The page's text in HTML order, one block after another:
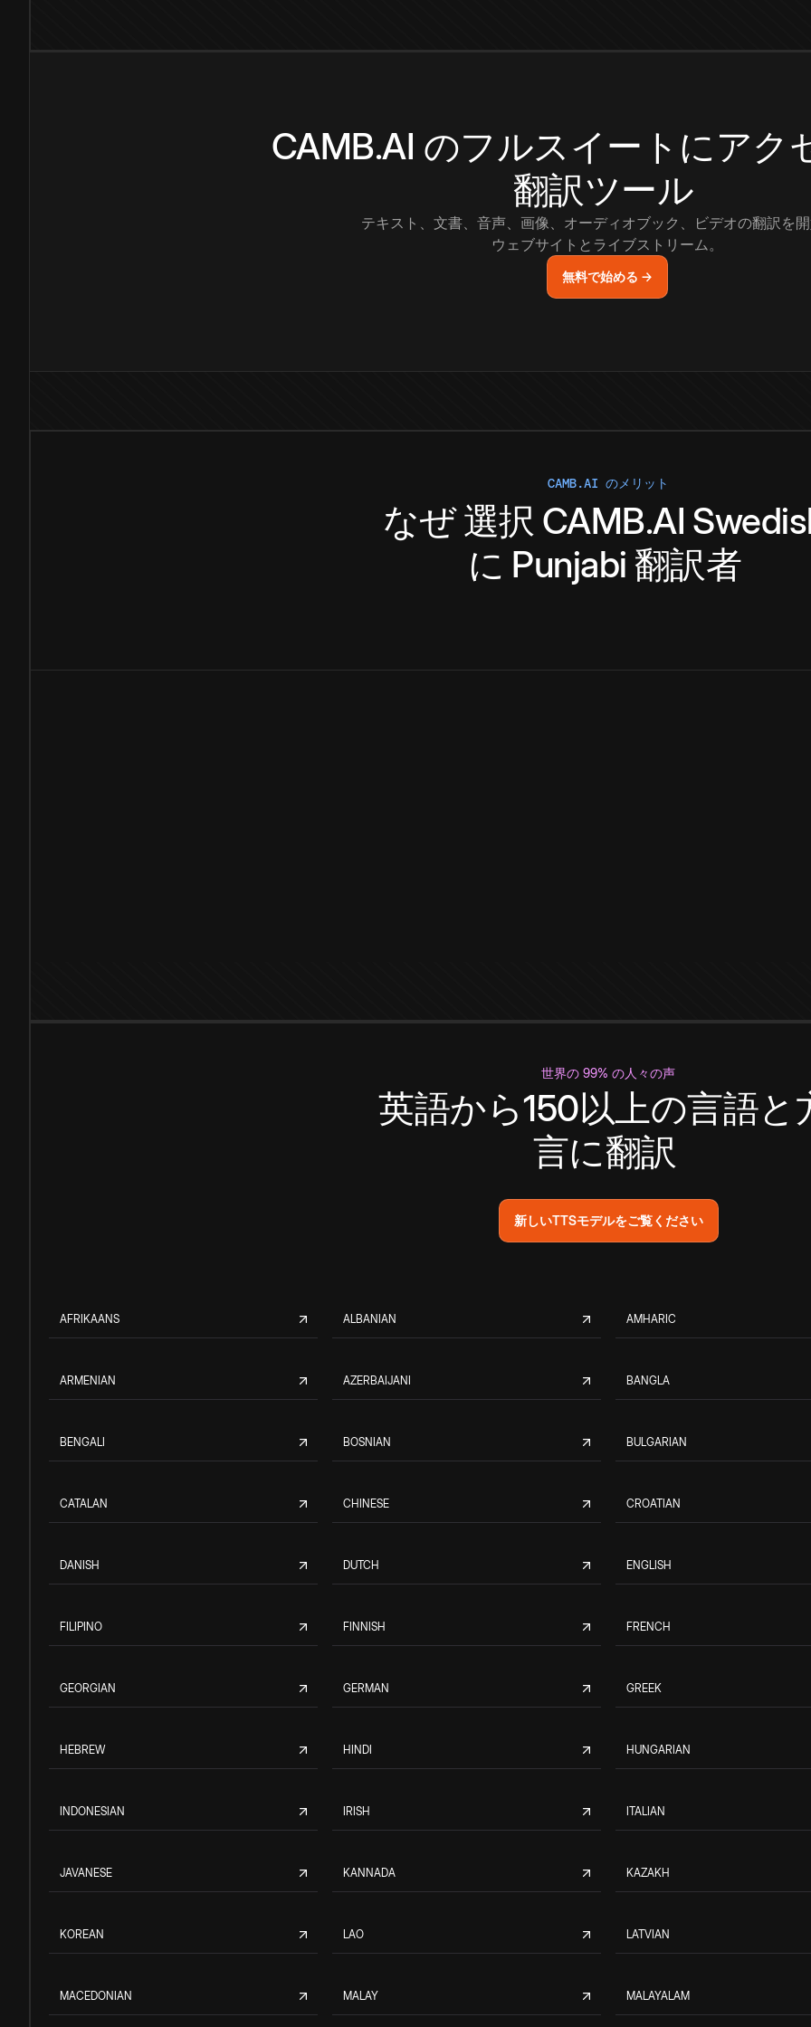
CAMB.AI のフルスイートにアク
翻訳ツール
テキスト、文書、音声、画像、オーディオブック、ビデオの翻訳を
ウェブサイトとライブストリーム。
無料で始める →
CAMB.AI のメリット
なぜ選択 CAMB.AI
に Punjabi 翻訳者
世界の 99% の人々の声
英語から150以上の言語と
言に翻訳
新しいTTSモデルをご覧ください
AFRIKAANS ALBANIAN AMHARIC
ARMENIAN AZERBAIJANI BANGLA
BENGALI BOSNIAN BULGARIAN
CATALAN CHINESE CROATIAN
DANISH DUTCH ENGLISH
FILIPINO FINNISH FRENCH
GEORGIAN GERMAN GREEK
HEBREW HINDI HUNGARIAN
INDONESIAN IRISH ITALIAN
JAVANESE KANNADA KAZAKH
KOREAN LAO LATVIAN
MACEDONIAN MALAY MALAYALAM